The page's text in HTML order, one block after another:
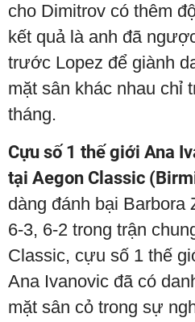
cho Dimitrov có thêm
kết quả là anh đã
trước Lopez để giành
mặt sân khác nhau chỉ
tháng.
Cựu số 1 thế giới Ana
tại Aegon Classic
dàng đánh bại Barbora
6-3, 6-2 trong trận
Classic, cựu số 1 thế
Ana Ivanovic đã có
mặt sân cỏ trong sự